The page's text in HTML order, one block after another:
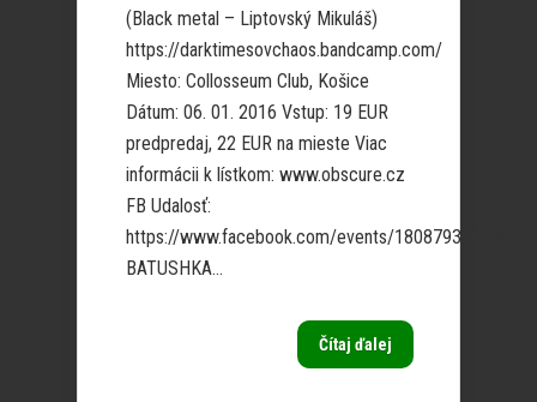
(Black metal – Liptovský Mikuláš)
https://darktimesovchaos.bandcamp.com/
Miesto: Collosseum Club, Košice
Dátum: 06. 01. 2016 Vstup: 19 EUR
predpredaj, 22 EUR na mieste Viac
informácii k lístkom: www.obscure.cz
FB Udalosť:
https://www.facebook.com/events/
BATUSHKA...
Čítaj ďalej